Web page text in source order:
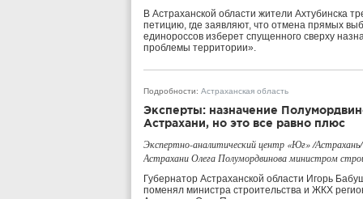
В Астраханской области жители Ахтубинска
петицию, где заявляют, что отмена прямых
единороссов изберет спущенного сверху
проблемы территории».
Подробности: Астраханская область
Эксперты: назначение
Астрахани, но это все равно плюс
Экспертно-аналитический центр «Юг» /
Астрахани Олега Полумордвинова министром
Губернатор Астраханской области Игорь
поменял министра строительства и ЖКХ